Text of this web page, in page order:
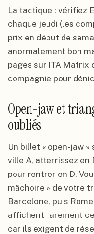
La tactique : vérifiez
chaque jeudi (les
prix en début de
anormalement bon
pages sur ITA Matrix
compagnie pour
Open-jaw et
oubliés
Un billet « open-jaw
ville A, atterrissez en
pour rentrer en D.
mâchoire » de votre
Barcelone, puis
affichent rarement
car ils exigent de